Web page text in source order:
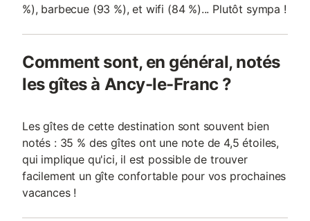
%), barbecue (93 %), et wifi (84 %)... Plutôt sympa !
Comment sont, en général, notés
les gîtes à Ancy-le-Franc ?
Les gîtes de cette destination sont souvent bien
notés : 35 % des gîtes ont une note de 4,5 étoiles,
qui implique qu'ici, il est possible de trouver
facilement un gîte confortable pour vos prochaines
vacances !